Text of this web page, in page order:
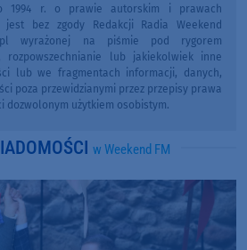
1994 r. o prawie autorskim i prawach
jest bez zgody Redakcji Radia Weekend
wyrażonej na piśmie pod rygorem
rozpowszechnianie lub jakiekolwiek inne
lub we fragmentach informacji, danych,
poza przewidzianymi przez przepisy prawa
dozwolonym użytkiem osobistym.
w Weekend FM